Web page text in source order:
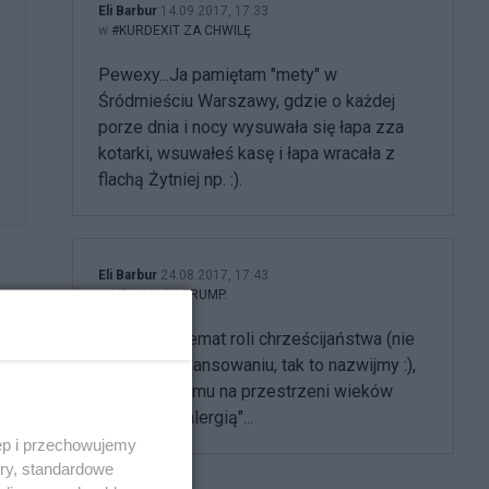
Eli Barbur 14.09.2017, 17:33
w #KURDEXIT ZA CHWILĘ.
Pewexy...Ja pamiętam "mety" w
Śródmieściu Warszawy, gdzie o każdej
porze dnia i nocy wysuwała się łapa zza
kotarki, wsuwałeś kasę i łapa wracała z
flachą Żytniej np. :).
Eli Barbur 24.08.2017, 17:43
wHEILUJĄCY TRUMP.
Wiedzę na temat roli chrześcijaństwa (nie
tylko KK) w lansowaniu, tak to nazwijmy :),
antysemityzmu na przestrzeni wieków
nazywasz "alergią"...
i przechowujemy
standardowe